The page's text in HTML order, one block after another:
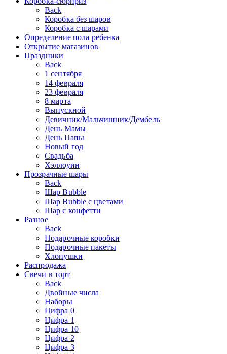
Back
Коробка без шаров
Коробка с шарами
Определение пола ребенка
Открытие магазинов
Праздники
Back
1 сентября
14 февраля
23 февраля
8 марта
Выпускной
Девичник/Мальчишник/Дембель
День Мамы
День Папы
Новый год
Свадьба
Хэллоуин
Прозрачные шары
Back
Шар Bubble
Шар Bubble с цветами
Шар с конфетти
Разное
Back
Подарочные коробки
Подарочные пакеты
Хлопушки
Распродажа
Свечи в торт
Back
Двойные числа
Наборы
Цифра 0
Цифра 1
Цифра 10
Цифра 2
Цифра 3